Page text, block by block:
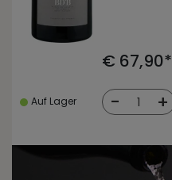
€ 67,90*
Auf Lager - 1 +